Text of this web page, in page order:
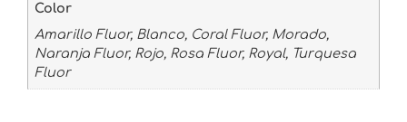
Color
Amarillo Fluor, Blanco, Coral Fluor, Morado,
Naranja Fluor, Rojo, Rosa Fluor, Royal, Turquesa
Fluor